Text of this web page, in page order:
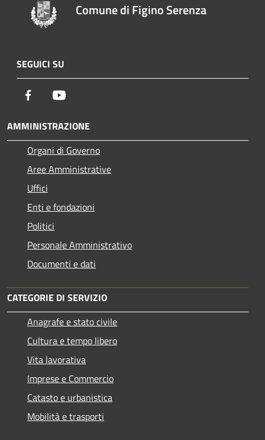
Comune di Figino Serenza
SEGUICI SU
Facebook
AMMINISTRAZIONE
Organi di Governo
Aree Amministrative
Uffici
Enti e fondazioni
Politici
Personale Amministrativo
Documenti e dati
CATEGORIE DI SERVIZIO
Anagrafe e stato civile
Cultura e tempo libero
Vita lavorativa
Imprese e Commercio
Catasto e urbanistica
Mobilità e trasporti